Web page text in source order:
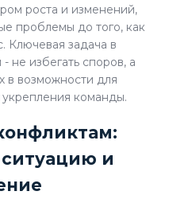
роста и изменений,
проблемы до того, как
Ключевая задача в
не избегать споров, а
в возможности для
команды.
и